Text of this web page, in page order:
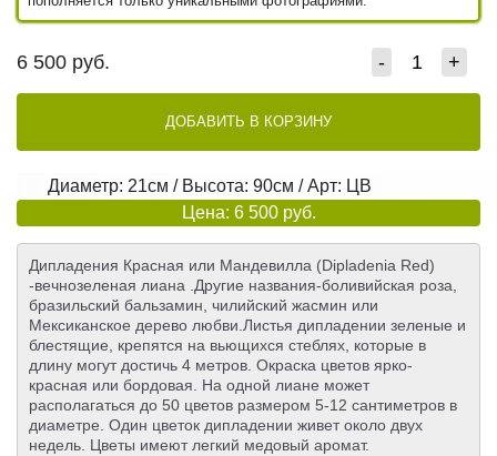
6 500 руб. - +
ДОБАВИТЬ В КОРЗИНУ
Диаметр: 21см / Высота: 90см / Арт: ЦВ
Цена: 6 500 руб.
Дипладения Красная или Мандевилла (Dipladenia Red)
-вечнозеленая лиана .Другие названия-боливийская роза,
бразильский бальзамин, чилийский жасмин или
Мексиканское дерево любви.Листья дипладении зеленые и
блестящие, крепятся на вьющихся стеблях, которые в
длину могут достичь 4 метров. Окраска цветов ярко-
красная или бордовая. На одной лиане может
располагаться до 50 цветов размером 5-12 сантиметров в
диаметре. Один цветок дипладении живет около двух
недель. Цветы имеют легкий медовый аромат.